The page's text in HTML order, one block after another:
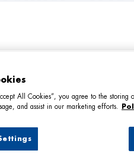
All Cookies”, you agree to the storing
and assist in our marketing efforts.